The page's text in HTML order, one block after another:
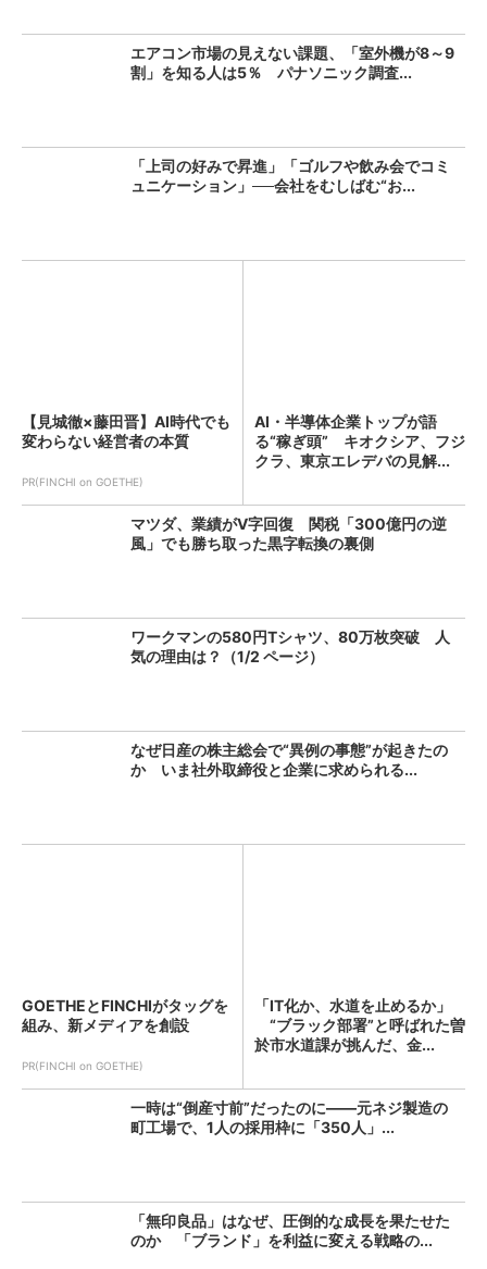
エアコン市場の見えない課題、「室外機が8～9
割」を知る人は5％ パナソニック調査...
「上司の好みで昇進」「ゴルフや飲み会でコミ
ュニケーション」──会社をむしばむ“お...
【見城徹×藤田晋】AI時代でも
変わらない経営者の本質
PR(FINCHI on GOETHE)
AI・半導体企業トップが語
る“稼ぎ頭” キオクシア、フジ
クラ、東京エレデバの見解...
マツダ、業績がV字回復 関税「300億円の逆
風」でも勝ち取った黒字転換の裏側
ワークマンの580円Tシャツ、80万枚突破 人
気の理由は？（1/2 ページ）
なぜ日産の株主総会で“異例の事態”が起きたの
か いま社外取締役と企業に求められる...
GOETHEとFINCHIがタッグを
組み、新メディアを創設
PR(FINCHI on GOETHE)
「IT化か、水道を止めるか」
“ブラック部署”と呼ばれた曽
於市水道課が挑んだ、金...
一時は“倒産寸前”だったのに――元ネジ製造の
町工場で、1人の採用枠に「350人」...
「無印良品」はなぜ、圧倒的な成長を果たせた
のか 「ブランド」を利益に変える戦略の...